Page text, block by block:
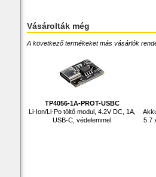
Vásárolták még
A következő termékeket más vásárlók
TP4056-1A-PROT-USBC
Li-Ion/Li-Po töltő modul, 4.2V DC, 1A,
USB-C, védelemmel
5.7